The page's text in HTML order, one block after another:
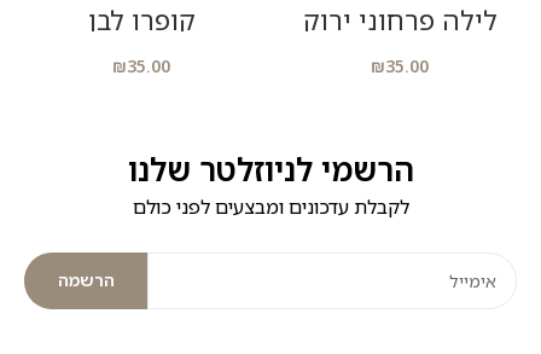
לילה פרחוני ירוק
₪35.00
קופרו לבן
₪35.00
הרשמי לניוזלטר שלנו
לקבלת עדכונים ומבצעים לפני כולם
הרשמה